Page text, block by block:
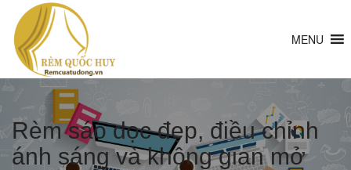
MENU
Rèm sáo dọc đẹp, điều chỉnh
ánh sáng và không gian mở